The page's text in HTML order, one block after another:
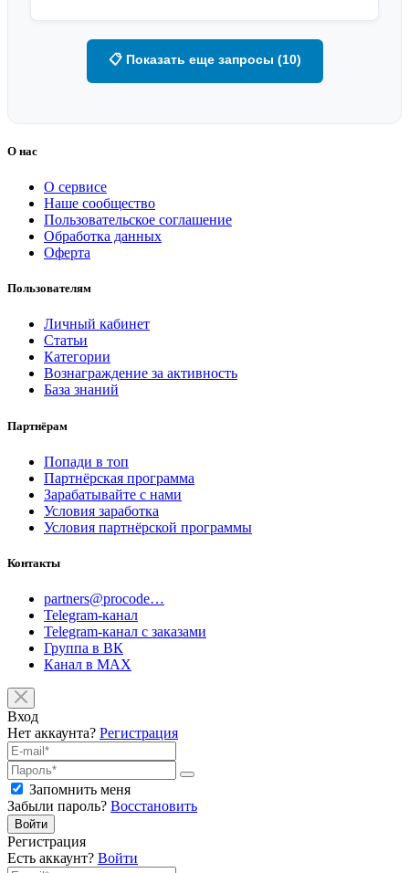
📋 Показать еще запросы (10)
О нас
О сервисе
Наше сообщество
Пользовательское соглашение
Обработка данных
Оферта
Пользователям
Личный кабинет
Статьи
Категории
Вознаграждение за активность
База знаний
Партнёрам
Попади в топ
Партнёрская программа
Зарабатывайте с нами
Условия заработка
Условия партнёрской программы
Контакты
partners@procode…
Telegram-канал
Telegram-канал с заказами
Группа в ВК
Канал в MAX
Вход
Нет аккаунта? Регистрация
Запомнить меня
Забыли пароль? Восстановить
Войти
Регистрация
Есть аккаунт? Войти